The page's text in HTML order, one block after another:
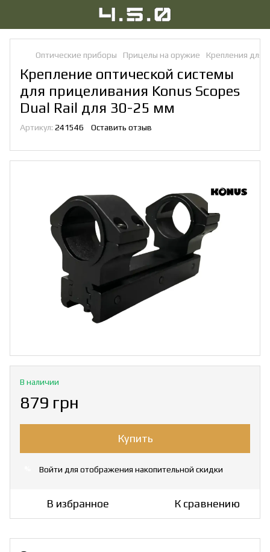
Оптические приборы Прицелы на оружие Крепления для
Крепление оптической системы
для прицеливания Konus Scopes
Dual Rail для 30-25 мм
Артикул: 241546 Оставить отзыв
В наличии
879 грн
Купить
Войти для отображения накопительной скидки
В избранное К сравнению